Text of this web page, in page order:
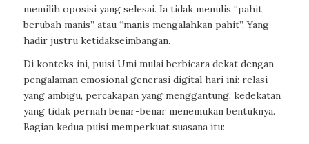
memilih oposisi yang selesai. Ia tidak menulis “pahit
berubah manis” atau “manis mengalahkan pahit”. Yang
hadir justru ketidakseimbangan.
Di konteks ini, puisi Umi mulai berbicara dekat dengan
pengalaman emosional generasi digital hari ini: relasi
yang ambigu, percakapan yang menggantung, kedekatan
yang tidak pernah benar-benar menemukan bentuknya.
Bagian kedua puisi memperkuat suasana itu: